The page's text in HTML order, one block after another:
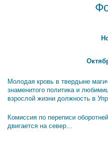
Молодая кровь в твердыне
знаменитого политика и
взрослой жизни должность в
Комиссия по переписи
двигается на север...